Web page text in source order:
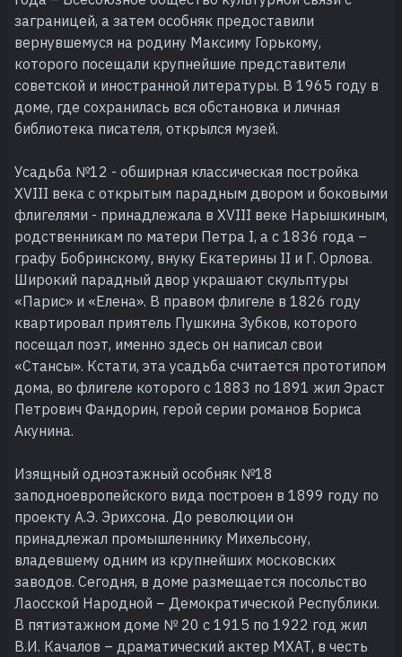
заграницей, а затем особняк предоставили
вернувшемуся на родину Максиму Горькому,
которого посещали крупнейшие представители
советской и иностранной литературы. В 1965 году в
доме, где сохранилась вся обстановка и личная
библиотека писателя, открылся музей.
Усадьба №12 - обширная классическая постройка
XVIII века с открытым парадным двором и боковыми
флигелями - принадлежала в XVIII веке Нарышкиным,
родственникам по матери Петра I, а с 1836 года –
графу Бобринскому, внуку Екатерины II и Г. Орлова.
Широкий парадный двор украшают скульптуры
«Парис» и «Елена». В правом флигеле в 1826 году
квартировал приятель Пушкина Зубков, которого
посещал поэт, именно здесь он написал свои
«Стансы». Кстати, эта усадьба считается прототипом
дома, во флигеле которого с 1883 по 1891 жил Эраст
Петрович Фандорин, герой серии романов Бориса
Акунина.
Изящный одноэтажный особняк №18
заподноевропейского вида построен в 1899 году по
проекту А.Э. Эрихсона. До революции он
принадлежал промышленнику Михельсону,
владевшему одним из крупнейших московских
заводов. Сегодня, в доме размещается посольство
Лаосской Народной – Демократической Республики.
В пятиэтажном доме № 20 с 1915 по 1922 год жил
В.И. Качалов – драматический актер МХАТ, в честь